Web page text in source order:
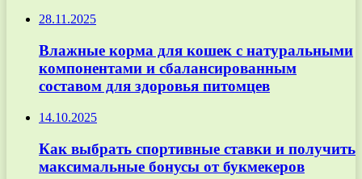
28.11.2025
Влажные корма для кошек с натуральными
компонентами и сбалансированным
составом для здоровья питомцев
14.10.2025
Как выбрать спортивные ставки и получить
максимальные бонусы от букмекеров